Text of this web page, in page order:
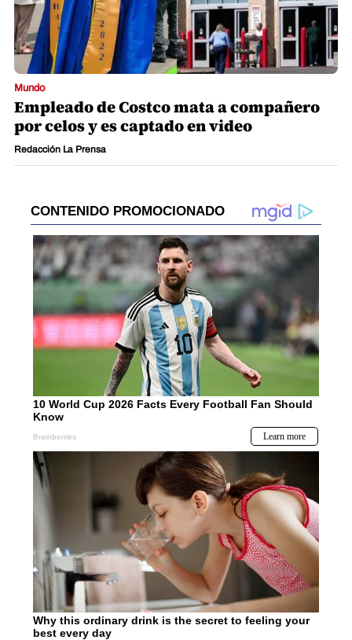
Mundo
Empleado de Costco mata a compañero
por celos y es captado en video
Redacción La Prensa